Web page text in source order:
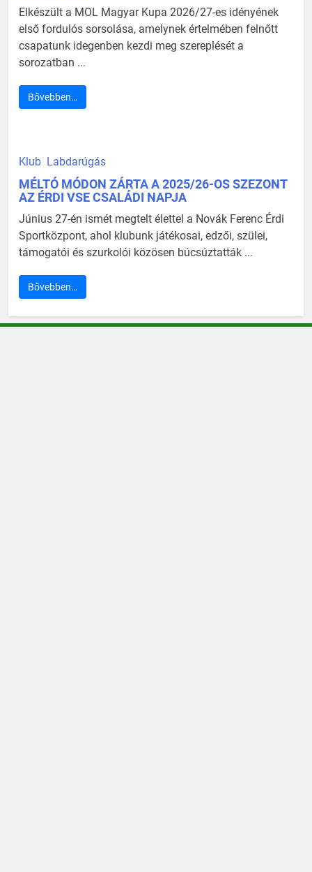
Elkészült a MOL Magyar Kupa 2026/27-es idényének
első fordulós sorsolása, amelynek értelmében felnőtt
csapatunk idegenben kezdi meg szereplését a
sorozatban ...
Bővebben…
Klub Labdarúgás
MÉLTÓ MÓDON ZÁRTA A 2025/26-OS SZEZONT
AZ ÉRDI VSE CSALÁDI NAPJA
Június 27-én ismét megtelt élettel a Novák Ferenc Érdi
Sportközpont, ahol klubunk játékosai, edzői, szülei,
támogatói és szurkolói közösen búcsúztatták ...
Bővebben…